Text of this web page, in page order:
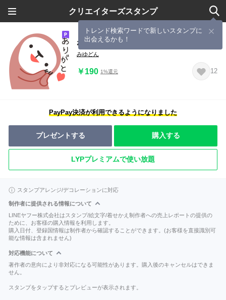
クリエイターズスタンプ
トレンド検索ワードで新しいスタンプに
出会えるかも！
なまけものんたん1
みゆどん
￥190 1%還元 12
PayPay決済が利用できるようになりました
プレゼントする 購入する
LYPプレミアムで使い放題
スタンプアレンジ/デコレーションに対応
制作者に提供される情報について
LINEヤフー株式会社はスタンプ/絵文字/着せかえ制作者への売上レポートの提供の
ために、お客様の購入情報を利用します。
購入日付、登録国情報は制作者から確認することができます。(お客様を直接識別可
能な情報は含まれません)
対応機能について
著作者の意向により非対応になる可能性があります。購入後のキャンセルはできま
せん。
スタンプをタップするとプレビューが表示されます。